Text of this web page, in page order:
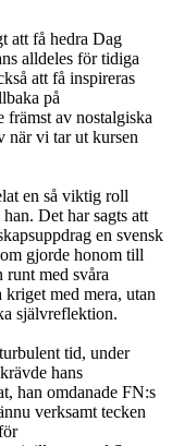
att få hedra Dag
alldeles för tidiga
att få inspireras
på
av nostalgiska
när vi tar ut kursen
en så viktig roll
Det har sagts att
en svensk
gjorde honom till
runt med svåra
med mera, utan
självreflektion.
tid, under
hans
han omdanade FN:s
verksamt tecken